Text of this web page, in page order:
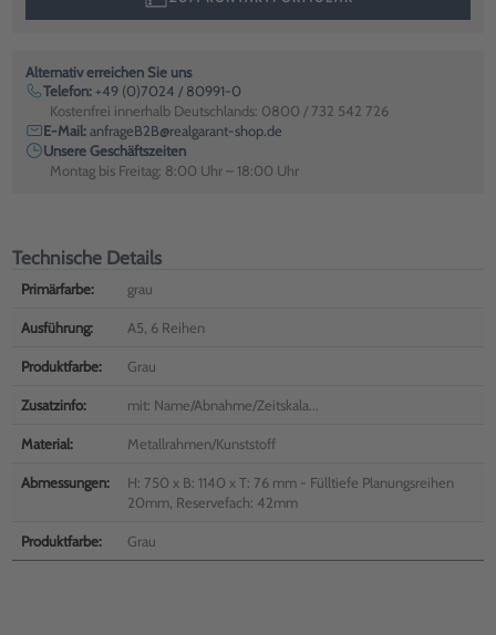
Alternativ erreichen Sie uns
Telefon: +49 (0)7024 / 80991-0
Kostenfrei innerhalb Deutschlands: 0800 / 732 542 726
E-Mail:anfrageB2B@realgarant-shop.de
Unsere Geschäftszeiten
Montag bis Freitag: 8:00 Uhr – 18:00 Uhr
Technische Details
Primärfarbe: grau
Ausführung: A5, 6 Reihen
Produktfarbe: Grau
Zusatzinfo: mit: Name/Abnahme/Zeitskala...
Material: Metallrahmen/Kunststoff
Abmessungen:
H: 750 x B: 1140 x T: 76 mm - Fülltiefe Planungsreihen
20mm, Reservefach: 42mm
Produktfarbe: Grau